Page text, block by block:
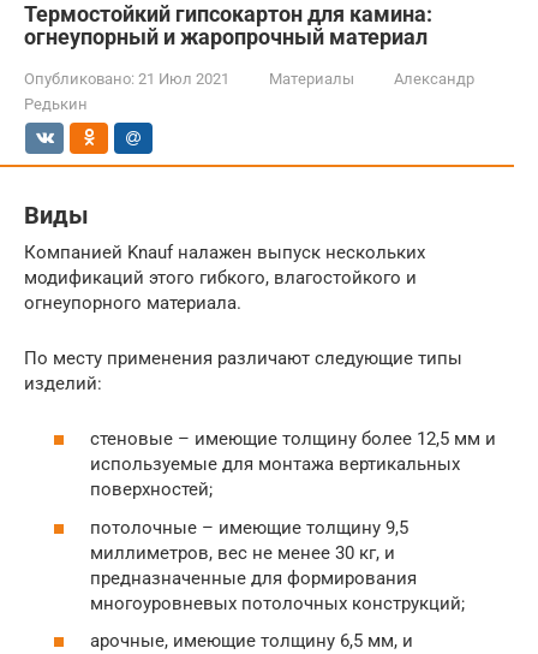
Термостойкий гипсокартон для камина:
огнеупорный и жаропрочный материал
Опубликовано: 21 Июл 2021 Материалы
Александр
Редькин
Виды
Компанией Knauf налажен выпуск нескольких
модификаций этого гибкого, влагостойкого и
огнеупорного материала.
По месту применения различают следующие типы
изделий:
стеновые – имеющие толщину более 12,5 мм и
используемые для монтажа вертикальных
поверхностей;
потолочные – имеющие толщину 9,5
миллиметров, вес не менее 30 кг, и
предназначенные для формирования
многоуровневых потолочных конструкций;
арочные, имеющие толщину 6,5 мм, и